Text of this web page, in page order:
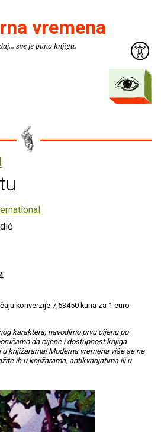
vremena
sve je puno knjiga.
konverzije 7,53450 kuna za 1 euro
karaktera, navodimo prvu cijenu po
da cijene i dostupnost knjiga
knjižarama! Moderna vremena više se ne
ih u knjižarama, antikvarijatima ili u